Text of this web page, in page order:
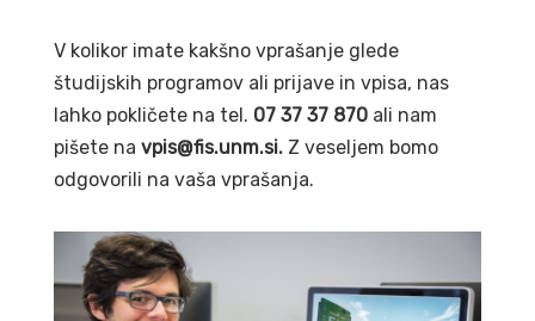
V kolikor imate kakšno vprašanje glede
študijskih programov ali prijave in vpisa, nas
lahko pokličete na tel. 07 37 37 870 ali nam
pišete na vpis@fis.unm.si. Z veseljem bomo
odgovorili na vaša vprašanja.